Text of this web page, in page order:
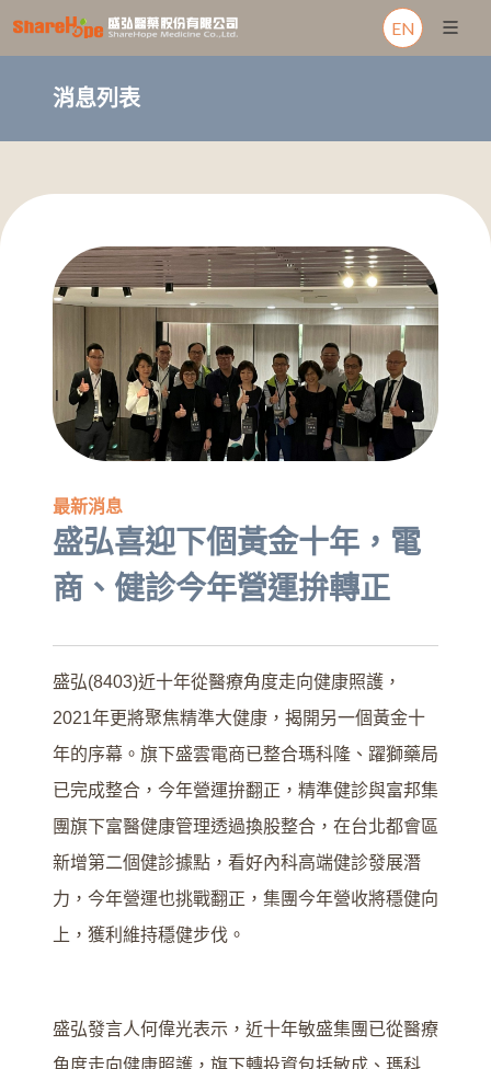
EN
消息列表
最新消息
盛弘喜迎下個黃金十年，電
商、健診今年營運拚轉正
盛弘(8403)近十年從醫療角度走向健康照護，
2021年更將聚焦精準大健康，揭開另一個黃金十
年的序幕。旗下盛雲電商已整合瑪科隆、躍獅藥局
已完成整合，今年營運拚翻正，精準健診與富邦集
團旗下富醫健康管理透過換股整合，在台北都會區
新增第二個健診據點，看好內科高端健診發展潛
力，今年營運也挑戰翻正，集團今年營收將穩健向
上，獲利維持穩健步伐。
盛弘發言人何偉光表示，近十年敏盛集團已從醫療